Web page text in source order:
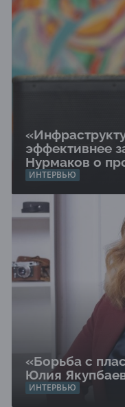
эффективнее
Нурмаков о
ИНТЕРВЬЮ
«Борьба с
Юлия
ИНТЕРВЬЮ